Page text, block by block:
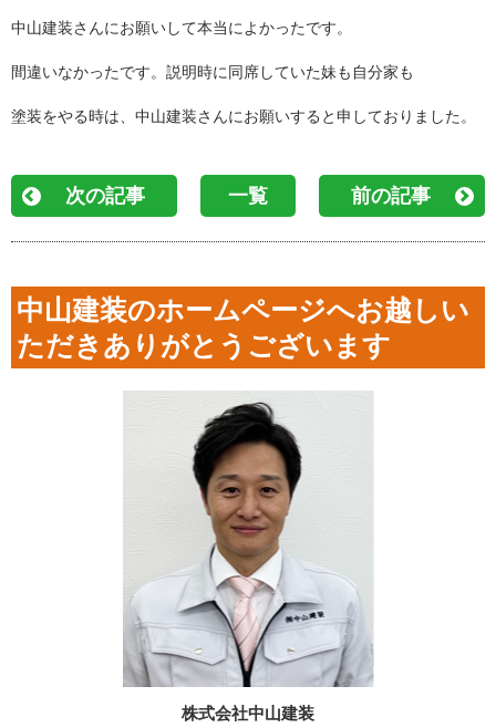
中山建装さんにお願いして本当によかったです。
間違いなかったです。説明時に同席していた妹も自分家も
塗装をやる時は、中山建装さんにお願いすると申しておりました。
次の記事 一覧 前の記事
中山建装のホームページへお越しい
ただきありがとうございます
株式会社中山建装